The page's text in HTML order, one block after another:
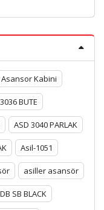
Asansor Kabini
BUTE
ASD 3040 PARLAK
Asil-1051
asiller asansör
DB SB BLACK